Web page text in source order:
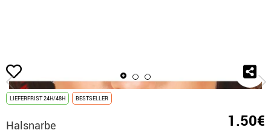
Beginn Narben und SFX
LIEFERFRIST 24H/48H BESTSELLER
Halsnarbe 1.50€